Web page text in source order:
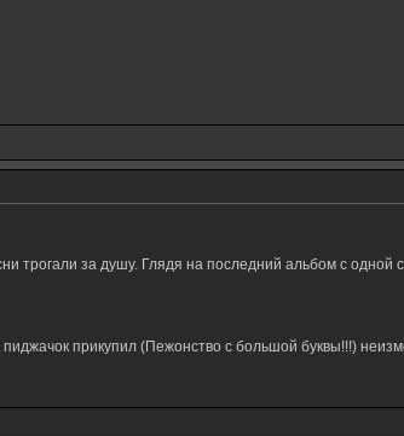
трогали за душу. Глядя на последний альбом с
прикупил (Пежонство с большой буквы!!!)